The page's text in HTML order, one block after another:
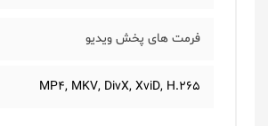
فرمت های پخش ویدیو
MP4, MKV, DivX, XviD, H.265